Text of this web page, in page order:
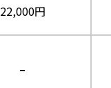
22,000円
–